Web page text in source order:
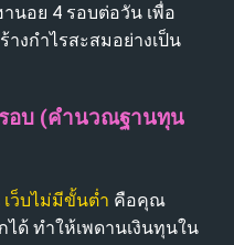
นอย 4 รอบต่อวัน เพื่อ
งกำไรสะสมอย่างเป็น
รอบ (คำนวณฐานทุน
เว็บไม่มีขั้นต่ำ คือคุณ
ด้ ทำให้เพดานเงินทุนใน